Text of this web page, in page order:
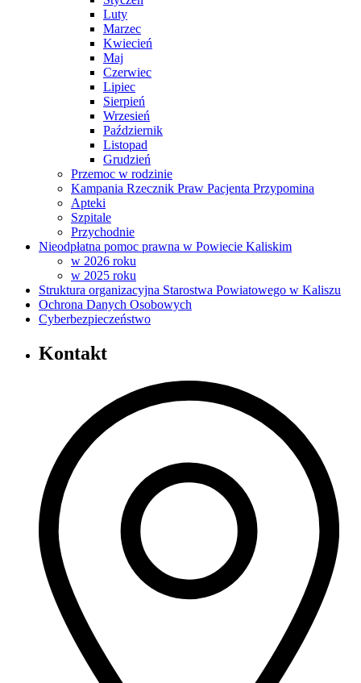
Luty
Marzec
Kwiecień
Maj
Czerwiec
Lipiec
Sierpień
Wrzesień
Październik
Listopad
Grudzień
Przemoc w rodzinie
Kampania Rzecznik Praw Pacjenta Przypomina
Apteki
Szpitale
Przychodnie
Nieodpłatna pomoc prawna w Powiecie Kaliskim
w 2026 roku
w 2025 roku
Struktura organizacyjna Starostwa Powiatowego w Kaliszu
Ochrona Danych Osobowych
Cyberbezpieczeństwo
Kontakt